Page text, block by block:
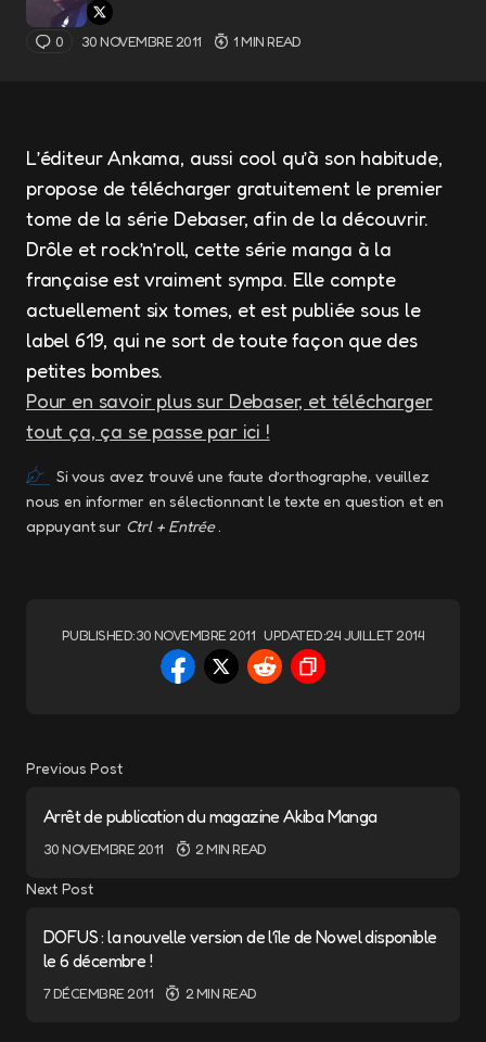
0 30 NOVEMBRE 2011 1 MIN READ
L’éditeur Ankama, aussi cool qu’à son habitude,
propose de télécharger gratuitement le premier
tome de la série Debaser, afin de la découvrir.
Drôle et rock’n’roll, cette série manga à la
française est vraiment sympa. Elle compte
actuellement six tomes, et est publiée sous le
label 619, qui ne sort de toute façon que des
petites bombes.
Pour en savoir plus sur Debaser, et télécharger
tout ça, ça se passe par ici !
Si vous avez trouvé une faute d’orthographe, veuillez
nous en informer en sélectionnant le texte en question et en
appuyant sur Ctrl + Entrée.
PUBLISHED:30 NOVEMBRE 2011 UPDATED:24 JUILLET 2014
Previous Post
Arrêt de publication du magazine Akiba Manga
30 NOVEMBRE 2011 2 MIN READ
Next Post
DOFUS : la nouvelle version de l’île de Nowel disponible
le 6 décembre !
7 DÉCEMBRE 2011 2 MIN READ